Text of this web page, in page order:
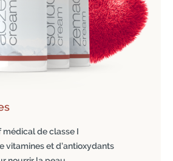
médical de classe I
vitamines et d’antioxydants